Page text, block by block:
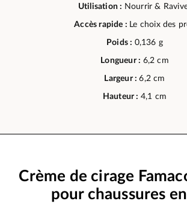
Utilisation : Nourrir &
Accès rapide : Le choix des
Poids : 0,136 g
Longueur : 6,2 cm
Largeur :6,2 cm
Hauteur : 4,1 cm
Crème de cirage
pour chaussures